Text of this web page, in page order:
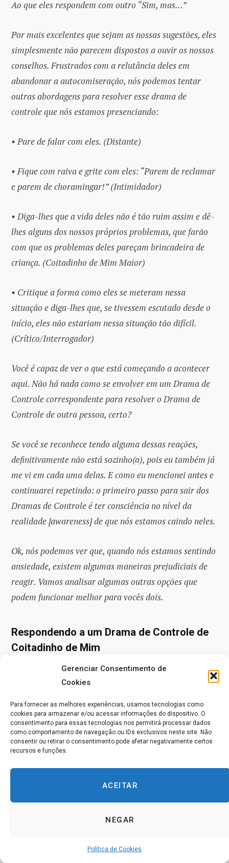
Gerenciar Consentimento de
Cookies
Para fornecer as melhores experiências, usamos tecnologias como
cookies para armazenar e/ou acessar informações do dispositivo. O
consentimento para essas tecnologias nos permitirá processar dados
como comportamento de navegação ou IDs exclusivos neste site. Não
consentir ou retirar o consentimento pode afetar negativamente certos
recursos e funções.
ACEITAR
NEGAR
Política de Cookies
Ao que eles respondem com outro “Sim, mas…”
Por mais excelentes que sejam as nossas sugestões, eles
simplesmente não parecem dispostos a ouvir os nossos
conselhos. Frustrados com a relutância deles em
abandonar a autocomiseração, nós podemos tentar
outras abordagens para resolver esse drama de
controle que nós estamos presenciando:
• Pare de falar com eles. (Distante)
• Fique com raiva e grite com eles: “Parem de reclamar
e parem de choramingar!” (Intimidador)
• Diga-lhes que a vida deles não é tão ruim assim e dê-
lhes alguns dos nossos próprios problemas, que farão
com que os problemas deles pareçam brincadeira de
criança. (Coitadinho de Mim Maior)
• Critique a forma como eles se meteram nessa
situação e diga-lhes que, se tivessem escutado desde o
início, eles não estariam nessa situação tão difícil.
(Crítico/Interrogador)
Você é capaz de ver o que está começando a acontecer
aqui. Não há nada como se envolver em um Drama de
Controle correspondente para resolver o Drama de
Controle de outra pessoa, certo?
Se você se reconhece tendo alguma dessas reações,
definitivamente não está sozinho(a), pois eu também já
me vi em cada uma delas. E como eu mencionei antes e
continuarei repetindo: o primeiro passo para sair dos
Dramas de Controle é ter consciência no nível da
realidade [awareness] de que nós estamos caindo neles.
Ok, nós podemos ver que, quando nós estamos sentindo
ansiedade, existem algumas maneiras prejudiciais de
reagir. Vamos analisar algumas outras opções que
podem funcionar melhor para vocês dois.
Respondendo a um Drama de Controle de
Coitadinho de Mim
Substitua a Ansiedade com a Fonte do
Sempre que um Drama de Controle estiver
acontecendo, é um lembrete para se reconectar com a
Fonte do Amor Divino. Pare, relaxe e saiba que alguns
problemas não são seus para resolver.
independentemente do que o seu amigo esteja fazendo